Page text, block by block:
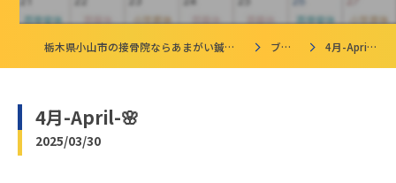
栃木県小山市の接骨院ならあまがい鍼灸接骨院 ブログ 4月-April-🌸
4月-April-🌸
2025/03/30